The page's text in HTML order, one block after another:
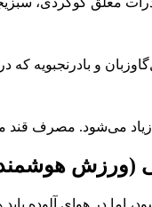
و بادرنجبویه
زیاد می‌شود. مصرف
(ورزش
در هوای آلوده باید